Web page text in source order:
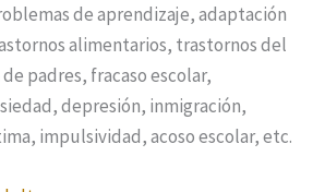
de aprendizaje, adaptación
alimentarios, trastornos del
padres, fracaso escolar,
depresión, inmigración,
impulsividad, acoso escolar, etc.